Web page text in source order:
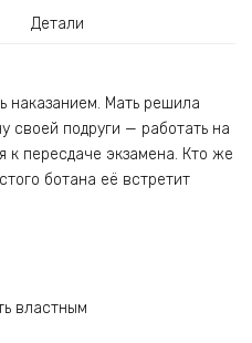
Детали
наказанием. Мать решила
своей подруги — работать на
к пересдаче экзамена. Кто же
ботана её встретит
властным